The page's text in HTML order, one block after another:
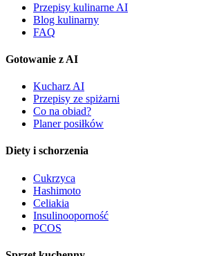
Przepisy kulinarne AI
Blog kulinarny
FAQ
Gotowanie z AI
Kucharz AI
Przepisy ze spiżarni
Co na obiad?
Planer posiłków
Diety i schorzenia
Cukrzyca
Hashimoto
Celiakia
Insulinooporność
PCOS